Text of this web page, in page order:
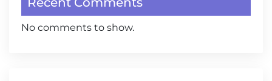
No comments to show.